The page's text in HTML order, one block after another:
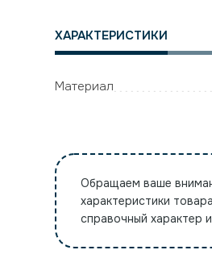
ХАРАКТЕРИСТИКИ
Материал
Обращаем ваше
характеристики
справочный характер